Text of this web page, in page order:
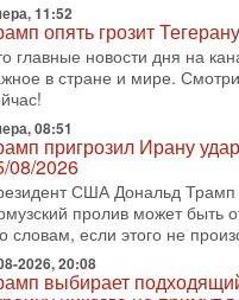
с каждым днем.
момент отменил
ударов
2026, 16:54
авиакомпании
полеты по
возможной продажи
громкий конфликт.
07-2026, 08:16
готовит удар по
07/2026
США Дональд Трамп
11:52
опять грозит
главные новости дня на
в стране и мире.
08:51
пригрозил Ирану
08/2026
США Дональд Трамп
пролив может быть
словам, если этого не
2026, 20:08
выбирает